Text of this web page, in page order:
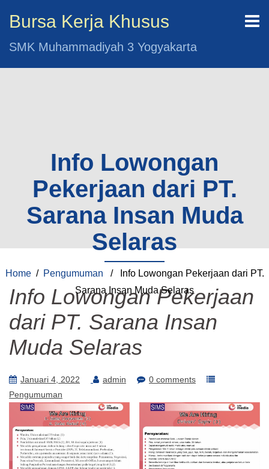
Bursa Kerja Khusus
SMK Muhammadiyah 3 Yogyakarta
Info Lowongan
Pekerjaan dari PT.
Sarana Insan Muda
Selaras
Home/ Pengumuman / Info Lowongan Pekerjaan dari PT.
Sarana Insan Muda Selaras
Info Lowongan Pekerjaan
dari PT. Sarana Insan
Muda Selaras
Januari 4, 2022 admin
0 comments
Pengumuman